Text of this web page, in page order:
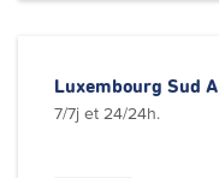
Luxembourg Sud A
7/7j et 24/24h.